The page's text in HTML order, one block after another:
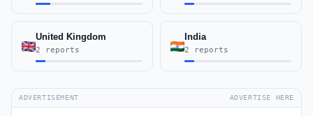
United Kingdom
2 reports
India
2 reports
ADVERTISEMENT ADVERTISE HERE